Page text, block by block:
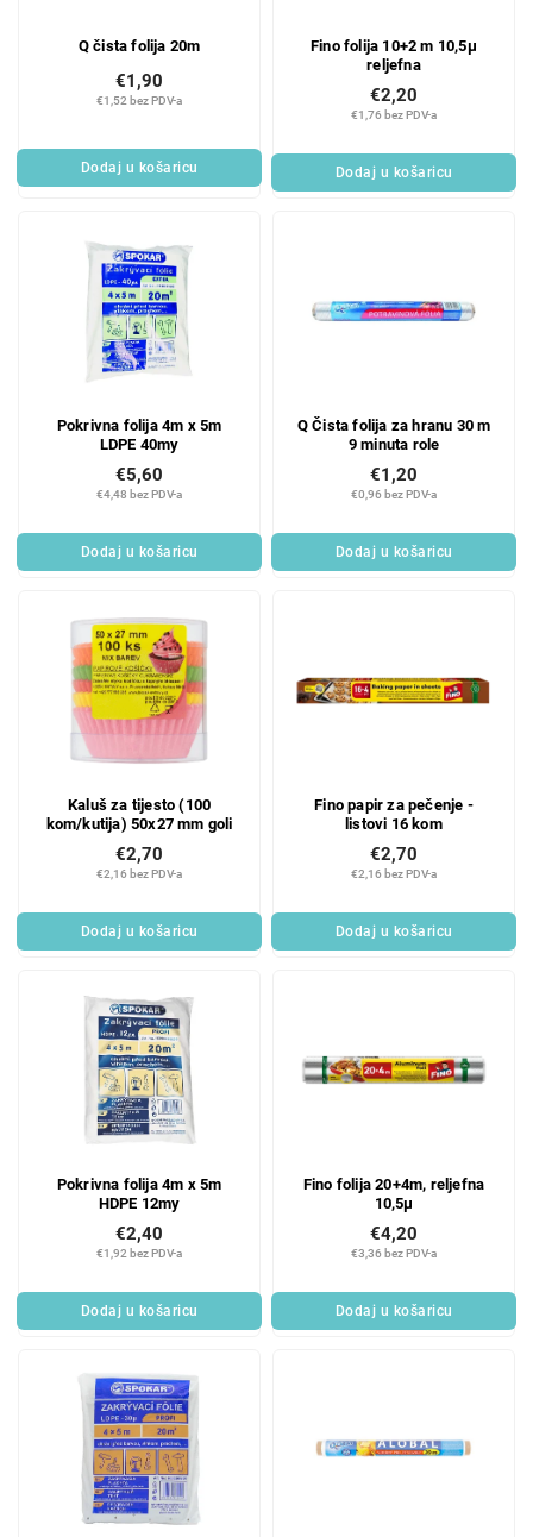
Q čista folija 20m
€1,52 bez PDV-a
€1,90
Dodaj u košaricu
Fino folija 10+2 m 10,5µ
reljefna
€1,76 bez PDV-a
€2,20
Dodaj u košaricu
Pokrivna folija 4m x 5m
LDPE 40my
€4,48 bez PDV-a
€5,60
Dodaj u košaricu
Q Čista folija za hranu 30 m
9 minuta role
€0,96 bez PDV-a
€1,20
Dodaj u košaricu
Kaluš za tijesto (100
kom/kutija) 50x27 mm goli
€2,16 bez PDV-a
€2,70
Dodaj u košaricu
Fino papir za pečenje -
listovi 16 kom
€2,16 bez PDV-a
€2,70
Dodaj u košaricu
Pokrivna folija 4m x 5m
HDPE 12my
€1,92 bez PDV-a
€2,40
Dodaj u košaricu
Fino folija 20+4m, reljefna
10,5µ
€3,36 bez PDV-a
€4,20
Dodaj u košaricu